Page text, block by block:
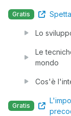
Gratis
Lo
Le
mondo
Cos'è
Gratis